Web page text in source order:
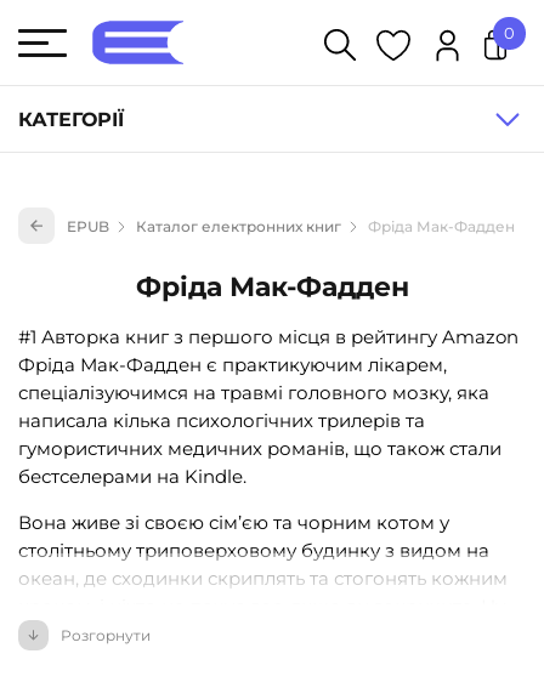
КАТЕГОРІЇ
Книги для дітей (836)
Книги для підлітків (240)
Навчальна література та посібники (527)
Енциклопедії, довідники, словники (55)
Подарункові сертифікати (1)
0
EPUB Каталог електронних книг Фріда Мак-Фадден
Фріда Мак-Фадден
#1 Авторка книг з першого місця в рейтингу Amazon
Фріда Мак-Фадден є практикуючим лікарем,
спеціалізуючимся на травмі головного мозку, яка
написала кілька психологічних трилерів та
гумористичних медичних романів, що також стали
бестселерами на Kindle.
Вона живе зі своєю сім’єю та чорним котом у
столітньому триповерховому будинку з видом на
океан, де сходинки скриплять та стогонять кожним
якщо ви дуже голосно закричите, можливо.
Розгорнути